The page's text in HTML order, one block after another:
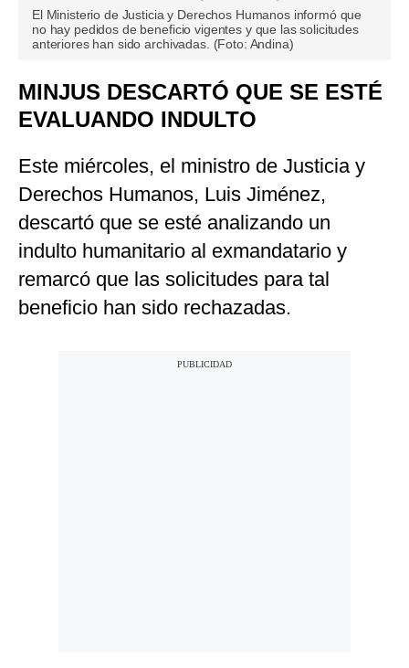
El Ministerio de Justicia y Derechos Humanos informó que
no hay pedidos de beneficio vigentes y que las solicitudes
anteriores han sido archivadas. (Foto: Andina)
MINJUS DESCARTÓ QUE SE ESTÉ
EVALUANDO INDULTO
Este miércoles, el ministro de Justicia y
Derechos Humanos, Luis Jiménez,
descartó que se esté analizando un
indulto humanitario al exmandatario y
remarcó que las solicitudes para tal
beneficio han sido rechazadas.